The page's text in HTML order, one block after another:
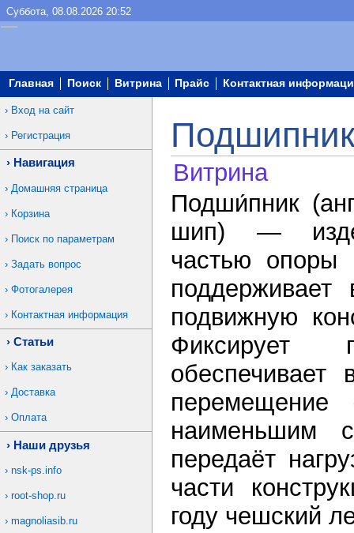
Суббота, 08.08.2026 20:52
Главная Поиск Витрина Прайс Контактная
Вход на сайт
Регистрация
Навигация
Домашняя страница
Корзина
Поиск по параметрам
Задать вопрос
Фотогалерея
Контактная информация
Статьи
Как заказать
Доставка
Оплата
Наши друзья
nsk-ps.info
root-shop.ru
magnoliasib.ru
Витрина
Подши́пник
шип) —
частью опоры
подвижную
Фиксирует
обеспечивает
перемещение
наименьшим
передаёт
части
году чешский